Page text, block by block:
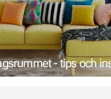
- tips och